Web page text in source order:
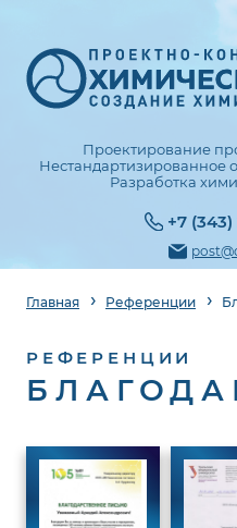
Проектирование
Нестандартизированное
Разработка
+7
Главная Референции
РЕФЕРЕНЦИИ